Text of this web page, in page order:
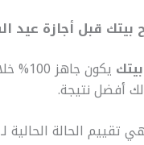
قبل أجازة عيد
يكون جاهز 100% خلال
أفضل نتيجة.
الحالة الحالية لـ